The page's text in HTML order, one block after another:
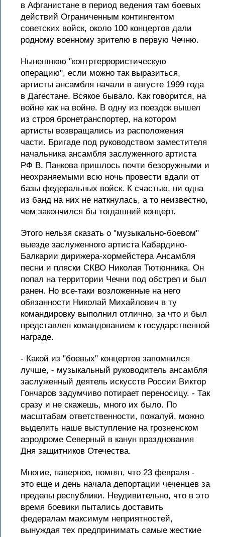
в Афганистане в период ведения там боевых
действий Ограниченным контингентом
советских войск, около 100 концертов дали
родному военному зрителю в первую Чечню.
Нынешнюю "контртеррористическую
операцию", если можно так выразиться,
артисты ансамбля начали в августе 1999 года
в Дагестане. Всякое бывало. Как говорится, на
войне как на войне. В одну из поездок вышел
из строя бронетранспортер, на котором
артисты возвращались из расположения
части. Бригаде под руководством заместителя
начальника ансамбля заслуженного артиста
РФ В. Панкова пришлось почти безоружными и
неохраняемыми всю ночь провести вдали от
базы федеральных войск. К счастью, ни одна
из банд на них не наткнулась, а то неизвестно,
чем закончился бы тогдашний концерт.
Этого нельзя сказать о "музыкально-боевом"
выезде заслуженного артиста Кабардино-
Балкарии дирижера-хормейстера Ансамбля
песни и пляски СКВО Николая Тютюнника. Он
попал на территории Чечни под обстрел и был
ранен. Но все-таки возложенные на него
обязанности Николай Михайлович в ту
командировку выполнил отлично, за что и был
представлен командованием к государственной
награде.
- Какой из "боевых" концертов запомнился
лучше, - музыкальный руководитель ансамбля
заслуженный деятель искусств России Виктор
Гончаров задумчиво потирает переносицу. - Так
сразу и не скажешь, много их было. По
масштабам ответственности, пожалуй, можно
выделить наше выступление на грозненском
аэродроме Северный в канун празднования
Дня защитников Отечества.
Многие, наверное, помнят, что 23 февраля -
это еще и день начала депортации чеченцев за
пределы республики. Неудивительно, что в это
время боевики пытались доставить
федералам максимум неприятностей,
вынуждая тех предпринимать самые жесткие